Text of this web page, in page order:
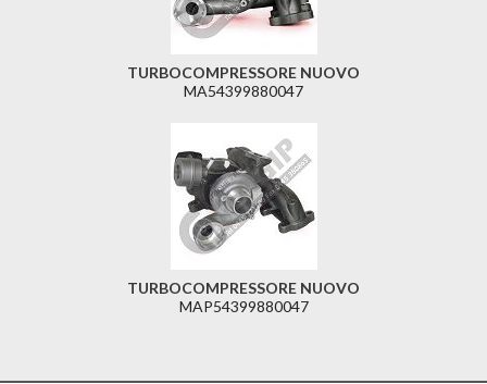
TURBOCOMPRESSORE NUOVO
MA54399880047
TURBOCOMPRESSORE NUOVO
MAP54399880047